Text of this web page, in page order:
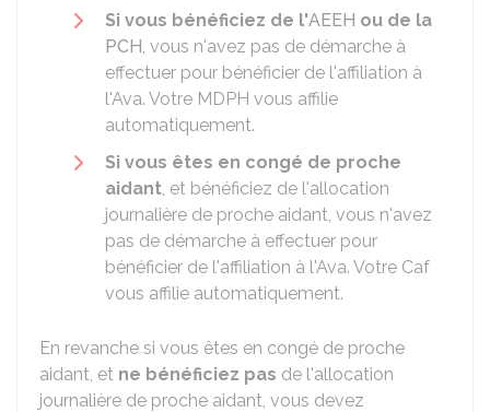
Si vous bénéficiez de l'AEEH ou de la
PCH, vous n'avez pas de démarche à
effectuer pour bénéficier de l'affiliation à
l'Ava. Votre MDPH vous affilie
automatiquement.
Si vous êtes en congé de proche
aidant, et bénéficiez de l'allocation
journalière de proche aidant, vous n'avez
pas de démarche à effectuer pour
bénéficier de l'affiliation à l'Ava. Votre Caf
vous affilie automatiquement.
En revanche si vous êtes en congé de proche
aidant, et ne bénéficiez pas de l'allocation
journalière de proche aidant, vous devez